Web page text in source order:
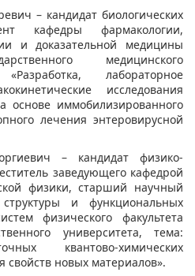
– кандидат биологических
кафедры фармакологии,
и доказательной медицины
медицинского
лабораторное
исследования
основе иммобилизированного
лечения энтеровирусной
– кандидат физико-
заведующего кафедрой
физики, старший научный
и функциональных
физического факультета
университета, тема:
квантово-химических
свойств новых материалов».